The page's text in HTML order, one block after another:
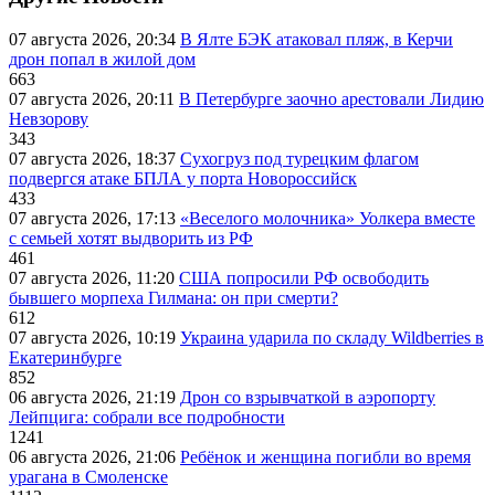
07 августа 2026, 20:34 В Ялте БЭК атаковал пляж, в Керчи
дрон попал в жилой дом
663
07 августа 2026, 20:11 В Петербурге заочно арестовали Лидию
Невзорову
343
07 августа 2026, 18:37 Сухогруз под турецким флагом
подвергся атаке БПЛА у порта Новороссийск
433
07 августа 2026, 17:13 «Веселого молочника» Уолкера вместе
с семьей хотят выдворить из РФ
461
07 августа 2026, 11:20 США попросили РФ освободить
бывшего морпеха Гилмана: он при смерти?
612
07 августа 2026, 10:19 Украина ударила по складу Wildberries в
Екатеринбурге
852
06 августа 2026, 21:19 Дрон со взрывчаткой в аэропорту
Лейпцига: собрали все подробности
1241
06 августа 2026, 21:06 Ребёнок и женщина погибли во время
урагана в Смоленске